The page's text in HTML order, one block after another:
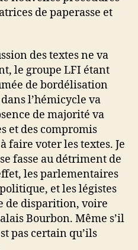
de paperasse et
des textes ne va
le groupe LFI étant
de bordélisation
l’hémicycle va
de majorité va
et des compromis
faire voter les textes. Je
fasse au détriment de
les parlementaires
et les légistes
de disparition, voire
Bourbon. Même s’il
pas certain qu’ils